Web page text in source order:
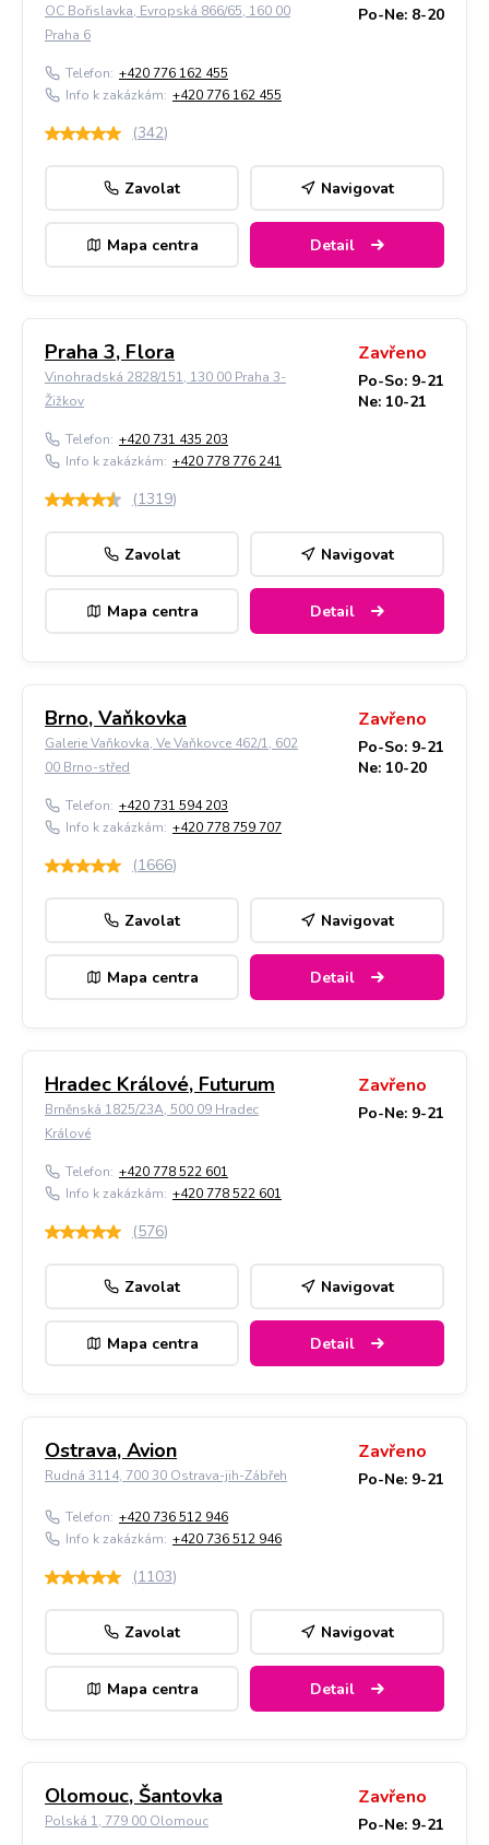
OC Bořislavka, Evropská 866/65, 160 00
Praha 6
Po-Ne: 8-20
Telefon: +420 776 162 455
Info k zakázkám: +420 776 162 455
(342)
Zavolat Navigovat
Mapa centra Detail
Praha 3, Flora
Vinohradská 2828/151, 130 00 Praha 3-
Žižkov
Zavřeno
Po-So: 9-21
Ne: 10-21
Telefon: +420 731 435 203
Info k zakázkám: +420 778 776 241
(1319)
Zavolat Navigovat
Mapa centra Detail
Brno, Vaňkovka
Galerie Vaňkovka, Ve Vaňkovce 462/1, 602
00 Brno-střed
Zavřeno
Po-So: 9-21
Ne: 10-20
Telefon: +420 731 594 203
Info k zakázkám: +420 778 759 707
(1666)
Zavolat Navigovat
Mapa centra Detail
Hradec Králové, Futurum
Brněnská 1825/23A, 500 09 Hradec
Králové
Zavřeno
Po-Ne: 9-21
Telefon: +420 778 522 601
Info k zakázkám: +420 778 522 601
(576)
Zavolat Navigovat
Mapa centra Detail
Ostrava, Avion
Rudná 3114, 700 30 Ostrava-jih-Zábřeh
Zavřeno
Po-Ne: 9-21
Telefon: +420 736 512 946
Info k zakázkám: +420 736 512 946
(1103)
Zavolat Navigovat
Mapa centra Detail
Olomouc, Šantovka
Polská 1, 779 00 Olomouc
Zavřeno
Po-Ne: 9-21